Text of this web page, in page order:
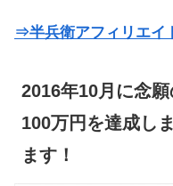
⇒半兵衛アフィリエイ
2016年10月に念
100万円を達成し
ます！